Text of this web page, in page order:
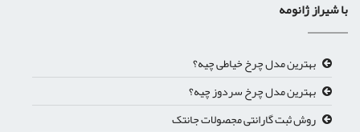
با شیراز ژانومه
بهترین مدل چرخ خیاطی چیه؟
بهترین مدل چرخ سردوز چیه؟
روش ثبت گارانتی مجصولات جانتک